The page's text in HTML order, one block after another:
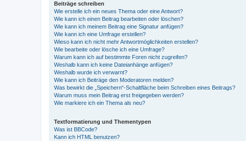
Beiträge schreiben
Wie erstelle ich ein neues Thema oder eine Antwort?
Wie kann ich einen Beitrag bearbeiten oder löschen?
Wie kann ich meinem Beitrag eine Signatur anfügen?
Wie kann ich eine Umfrage erstellen?
Wieso kann ich nicht mehr Antwortmöglichkeiten erstellen?
Wie bearbeite oder lösche ich eine Umfrage?
Warum kann ich auf bestimmte Foren nicht zugreifen?
Weshalb kann ich keine Dateianhänge anfügen?
Weshalb wurde ich verwarnt?
Wie kann ich Beiträge den Moderatoren melden?
Was bewirkt die „Speichern“-Schaltfläche beim Schreiben eines Beitrags?
Warum muss mein Beitrag erst freigegeben werden?
Wie markiere ich ein Thema als neu?
Textformatierung und Thementypen
Was ist BBCode?
Kann ich HTML benutzen?